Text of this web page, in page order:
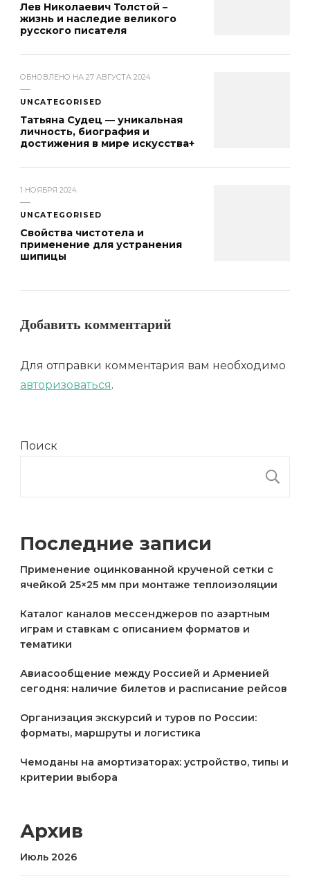
Лев Николаевич Толстой –
жизнь и наследие великого
русского писателя
ОБНОВЛЕНО НА 27 АВГУСТА 2024
UNCATEGORISED
Татьяна Судец — уникальная
личность, биография и
достижения в мире искусства+
1 НОЯБРЯ 2024
UNCATEGORISED
Свойства чистотела и
применение для устранения
шипицы
Добавить комментарий
Для отправки комментария вам необходимо
авторизоваться.
Поиск
Последние записи
Применение оцинкованной крученой сетки с
ячейкой 25×25 мм при монтаже теплоизоляции
Каталог каналов мессенджеров по азартным
играм и ставкам с описанием форматов и
тематики
Авиасообщение между Россией и Арменией
сегодня: наличие билетов и расписание рейсов
Организация экскурсий и туров по России:
форматы, маршруты и логистика
Чемоданы на амортизаторах: устройство, типы и
критерии выбора
Архив
Июль 2026